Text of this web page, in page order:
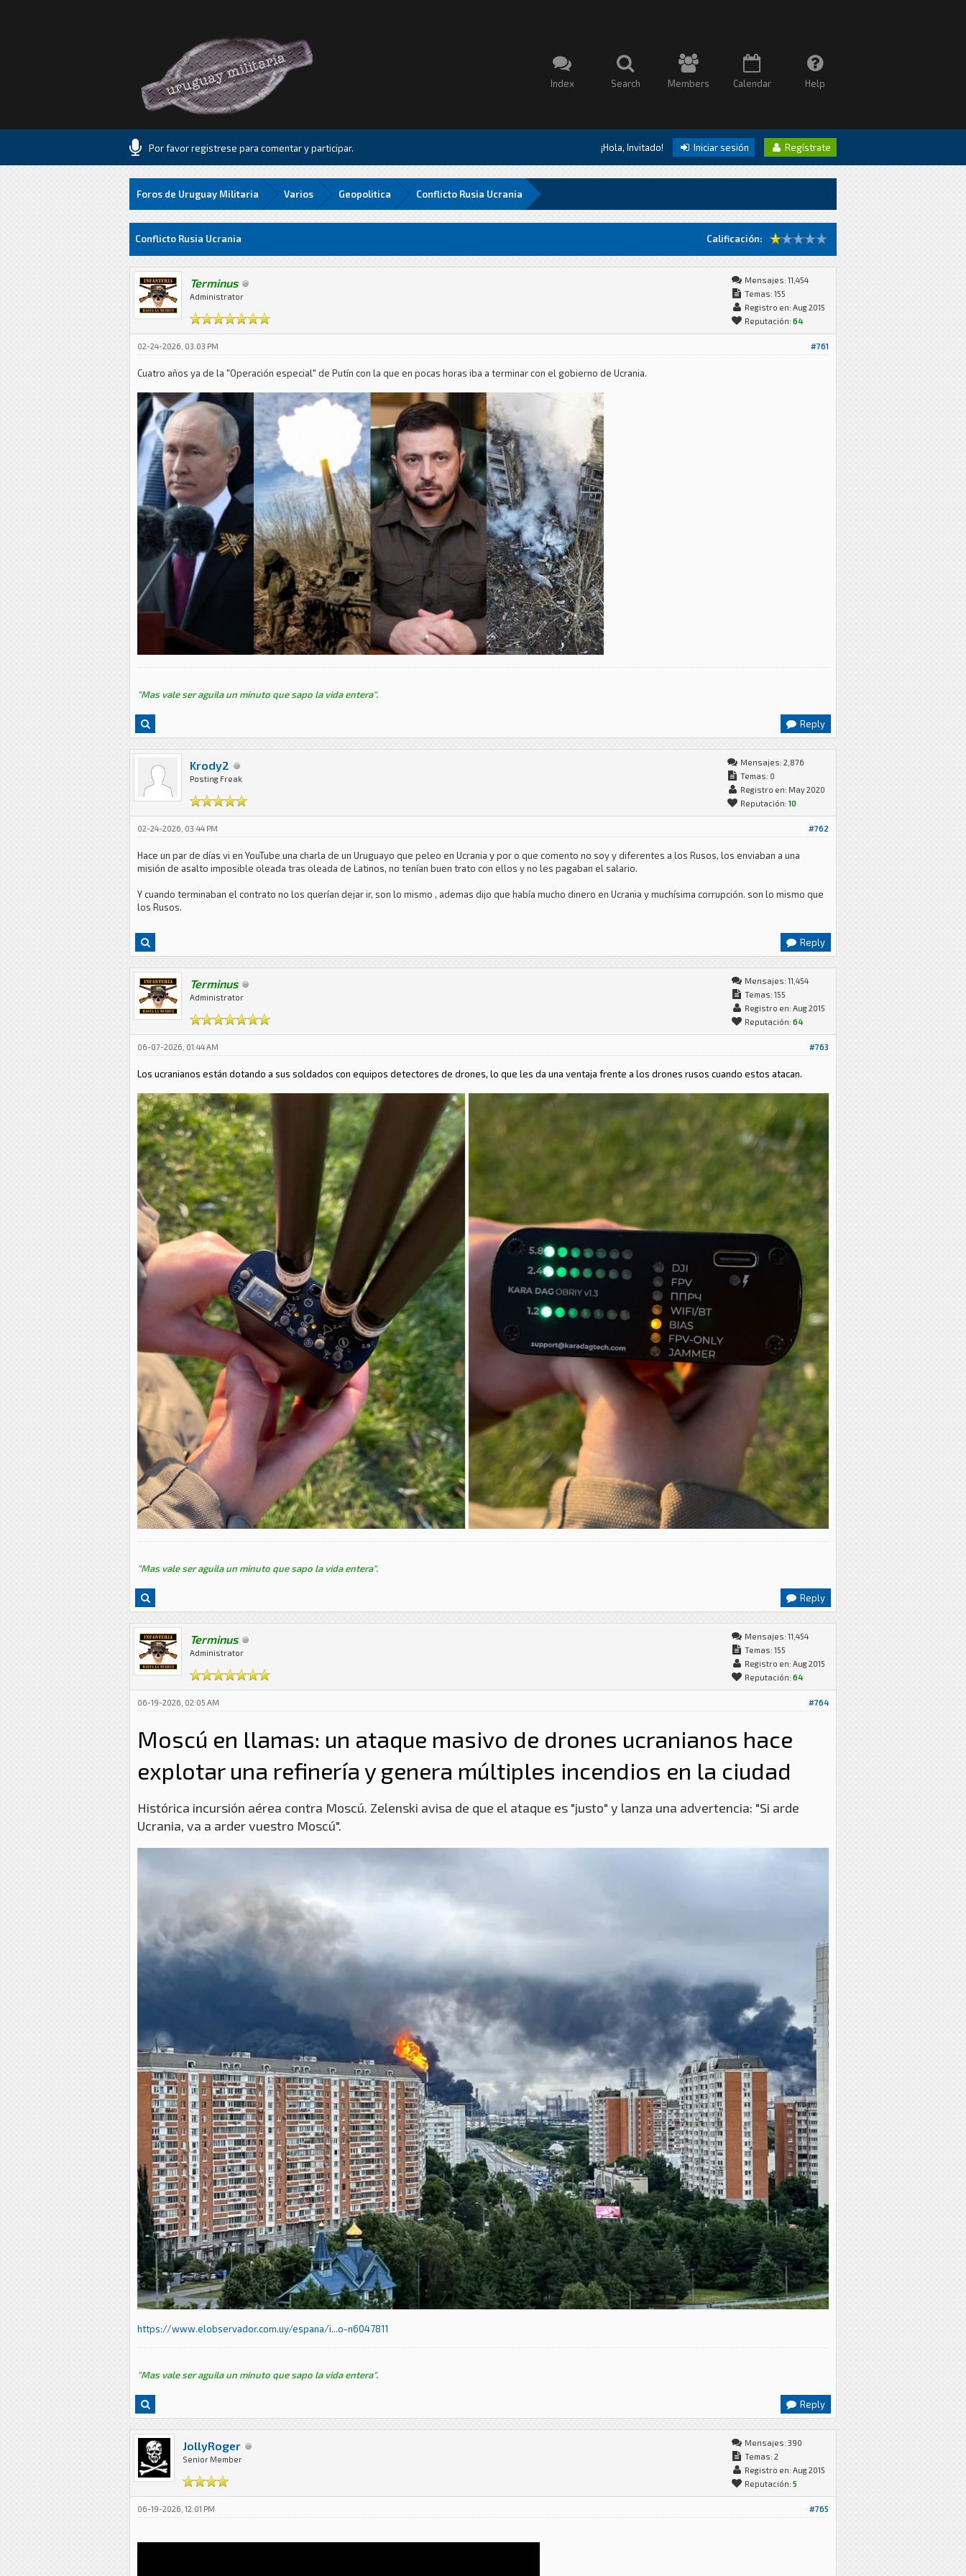
Index Search Members Calendar Help
Por favor registrese para comentar y participar. ¡Hola, Invitado! Iniciar sesión Regístrate
Foros de Uruguay Militaria Varios Geopolitica Conflicto Rusia Ucrania
Calificación:
1 voto(s) - 1 Media
1
2
3
4
5 Conflicto Rusia Ucrania
Terminus
Administrator
Mensajes: 11,454
Temas: 155
Registro en: Aug 2015
Reputación: 64
#761
02-24-2026, 03:03 PM
Cuatro años ya de la "Operación especial" de Putín con la que en pocas horas iba a terminar con el gobierno de Ucrania.
"Mas vale ser aguila un minuto que sapo la vida entera".
Reply
Krody2
Posting Freak
Mensajes: 2,876
Temas: 0
Registro en: May 2020
Reputación: 10
#762
02-24-2026, 03:44 PM
Hace un par de días vi en YouTube una charla de un Uruguayo que peleo en Ucrania y por o que comento no soy y diferentes a los Rusos, los enviaban a una
misión de asalto imposible oleada tras oleada de Latinos, no tenían buen trato con ellos y no les pagaban el salario.
Y cuando terminaban el contrato no los querían dejar ir, son lo mismo , ademas dijo que había mucho dinero en Ucrania y muchísima corrupción. son lo mismo que
los Rusos.
Reply
Terminus
Administrator
Mensajes: 11,454
Temas: 155
Registro en: Aug 2015
Reputación: 64
#763
06-07-2026, 01:44 AM
Los ucranianos están dotando a sus soldados con equipos detectores de drones, lo que les da una ventaja frente a los drones rusos cuando estos atacan.
"Mas vale ser aguila un minuto que sapo la vida entera".
Reply
Terminus
Administrator
Mensajes: 11,454
Temas: 155
Registro en: Aug 2015
Reputación: 64
#764
06-19-2026, 02:05 AM
Moscú en llamas: un ataque masivo de drones ucranianos hace
explotar una refinería y genera múltiples incendios en la ciudad
Histórica incursión aérea contra Moscú. Zelenski avisa de que el ataque es "justo" y lanza una advertencia: "Si arde
Ucrania, va a arder vuestro Moscú".
https://www.elobservador.com.uy/espana/i...o-n6047811
"Mas vale ser aguila un minuto que sapo la vida entera".
Reply
JollyRoger
Senior Member
Mensajes: 390
Temas: 2
Registro en: Aug 2015
Reputación: 5
#765
06-19-2026, 12:01 PM